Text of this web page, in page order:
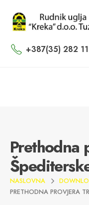
+387(35) 282
Prethodna
NASLOVNA
PRETHODNA PROVJERA